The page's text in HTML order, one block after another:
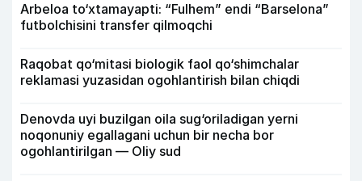
Arbeloa to‘xtamayapti: “Fulhem” endi “Barselona”
futbolchisini transfer qilmoqchi
Raqobat qo‘mitasi biologik faol qo‘shimchalar
reklamasi yuzasidan ogohlantirish bilan chiqdi
Denovda uyi buzilgan oila sug‘oriladigan yerni
noqonuniy egallagani uchun bir necha bor
ogohlantirilgan — Oliy sud